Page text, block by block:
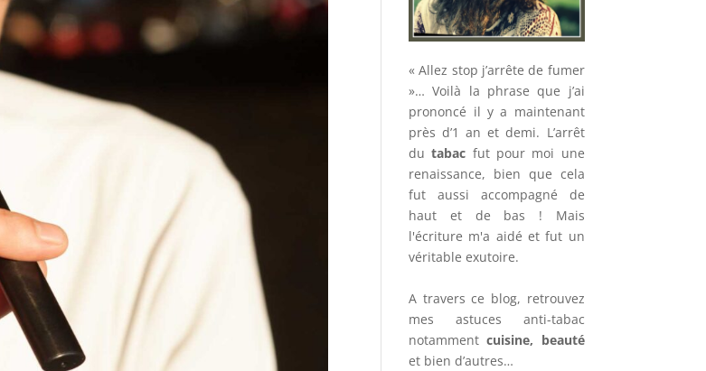
« Allez stop j’arrête de fumer
»… Voilà la phrase que j’ai
prononcé il y a maintenant
près d’1 an et demi. L’arrêt
dutabac fut pour moi une
renaissance, bien que cela
fut aussi accompagné de
haut et de bas ! Mais
l'écriture m'a aidé et fut un
véritable exutoire.
A travers ce blog, retrouvez
mes astuces anti-tabac
notammentcuisine, beauté
et bien d’autres…